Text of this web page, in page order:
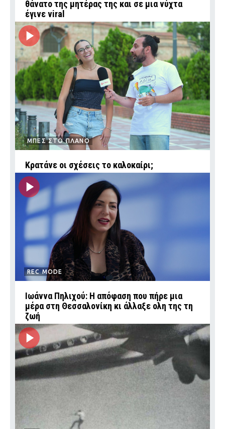
θάνατο της μητέρας της και σε μια νύχτα
έγινε viral
ΜΠΕΣ ΣΤΟ ΠΛΑΝΟ
Κρατάνε οι σχέσεις το καλοκαίρι;
REC MODE
Ιωάννα Πηλιχού: Η απόφαση που πήρε μια
μέρα στη Θεσσαλονίκη κι άλλαξε ολη της τη
ζωή